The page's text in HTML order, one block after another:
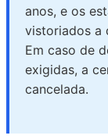
anos, e os
vistoriados a
Em caso de
exigidas, a
cancelada.